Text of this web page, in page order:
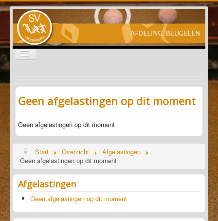
Schakelen
navigatie
Informatie
Geen afgelastingen op dit moment
Geen afgelastingen op dit moment
Start Overzicht
Afgelastingen
Geen afgelastingen op dit moment
Afgelastingen
Geen afgelastingen op dit moment